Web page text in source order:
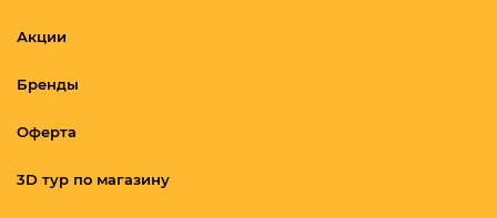
Акции
Бренды
Оферта
3D тур по магазину